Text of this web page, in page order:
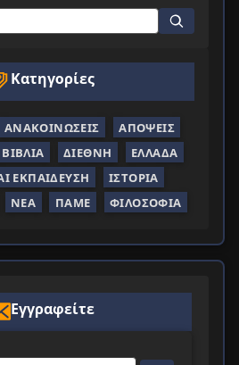
Κατηγορίες
ΑΝΑΚΟΙΝΏΣΕΙΣ
ΑΠΌΨΕΙΣ
ΒΙΒΛΊΑ ΔΙΕΘΝΉ
ΕΛΛΆΔΑ
ΕΚΠΑΊΔΕΥΣΗ
ΙΣΤΟΡΊΑ
ΝΈΑ ΠΑΜΕ ΦΙΛΟΣΟΦΊΑ
Εγγραφείτε